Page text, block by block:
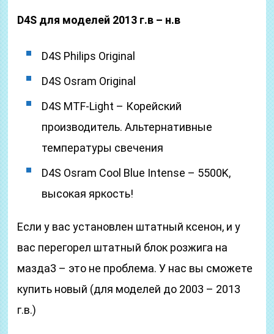
D4S для моделей 2013 г.в – н.в
D4S Philips Original
D4S Osram Original
D4S MTF-Light – Корейский
производитель. Альтернативные
температуры свечения
D4S Osram Cool Blue Intense – 5500K,
высокая яркость!
Если у вас установлен штатный ксенон, и у
вас перегорел штатный блок розжига на
мазда3 – это не проблема. У нас вы сможете
купить новый (для моделей до 2003 – 2013
г.в.)